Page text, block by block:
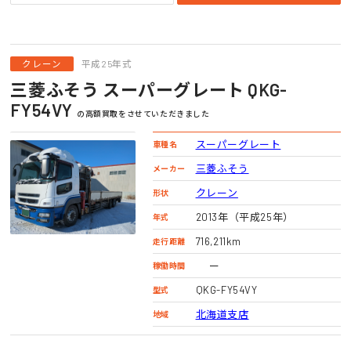
クレーン 平成25年式
三菱ふそう スーパーグレート QKG-
FY54VY
の高額買取をさせていただきました
車種名 スーパーグレート
メーカー 三菱ふそう
形状 クレーン
年式 2013年（平成25年）
走行距離 716,211km
稼働時間 ー
型式 QKG-FY54VY
地域 北海道支店